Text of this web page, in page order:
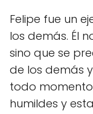
Felipe fue un
los demás. Él
sino que se
de los demás
todo
humildes y